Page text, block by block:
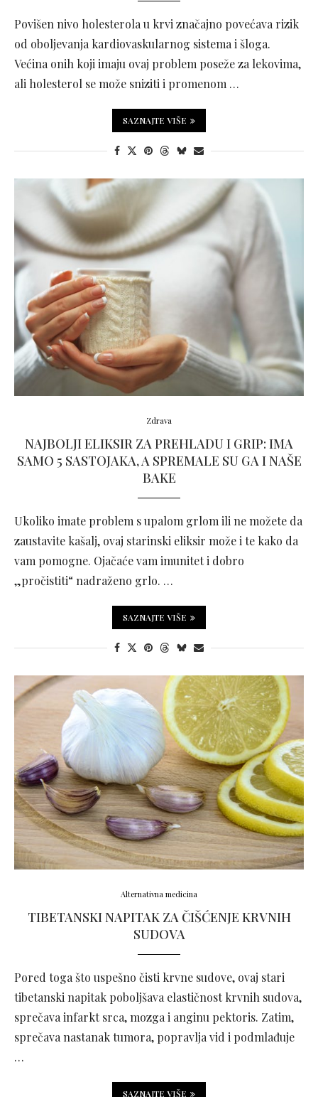
Povišen nivo holesterola u krvi značajno povećava rizik
od oboljevanja kardiovaskularnog sistema i šloga.
Većina onih koji imaju ovaj problem poseže za lekovima,
ali holesterol se može sniziti i promenom …
SAZNAJTE VIŠE
Zdrava
NAJBOLJI ELIKSIR ZA PREHLADU I GRIP: IMA
SAMO 5 SASTOJAKA, A SPREMALE SU GA I NAŠE
BAKE
Ukoliko imate problem s upalom grlom ili ne možete da
zaustavite kašalj, ovaj starinski eliksir može i te kako da
vam pomogne. Ojačaće vam imunitet i dobro
„pročistiti“ nadraženo grlo. …
SAZNAJTE VIŠE
Alternativna medicina
TIBETANSKI NAPITAK ZA ČIŠĆENJE KRVNIH
SUDOVA
Pored toga što uspešno čisti krvne sudove, ovaj stari
tibetanski napitak poboljšava elastičnost krvnih sudova,
sprečava infarkt srca, mozga i anginu pektoris. Zatim,
sprečava nastanak tumora, popravlja vid i podmlađuje
…
SAZNAJTE VIŠE